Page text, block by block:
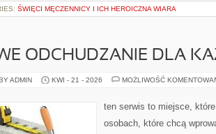
ŚWIĘCI MĘCZENNICY I ICH HEROICZNA WIARA
ODCHUDZANIE DLA
ADMIN KWI - 21 - 2026 MOŻLIWOŚĆ
ten serwis to miejsce,
osobach, które chcą